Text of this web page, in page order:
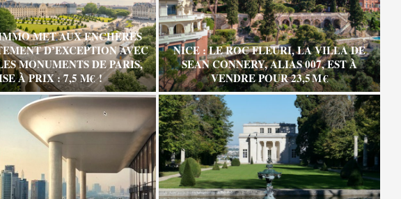
MET AUX ENCHÈRES
D’EXCEPTION AVEC
MONUMENTS DE PARIS,
À PRIX : 7,5 M€ !
NICE : LE ROC FLEURI, LA VILLA DE
SEAN CONNERY, ALIAS 007, EST À
VENDRE POUR 23,5 M €